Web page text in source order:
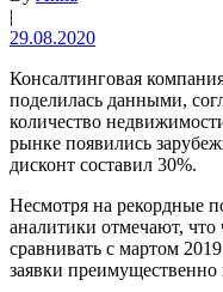
|
29.08.2020
Консалтинговая
поделилась данными,
количество
рынке появились
дисконт составил 30%.
Несмотря на рекордные
аналитики отмечают, что
сравнивать с мартом
заявки